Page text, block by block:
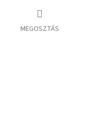
MEGOSZTÁS